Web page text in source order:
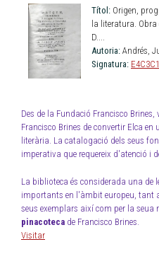
Títol: Origen,
la literatura.
D....
Autoria: Andrés,
Signatura:
Des de la Fundació Francisco
Francisco Brines de convertir Elca
literària. La catalogació dels seus
imperativa que requereix d'atenció i
La biblioteca és considerada una de
importants en l'àmbit europeu, tant
seus exemplars així com per la
pinacoteca de Francisco Brines.
Visitar